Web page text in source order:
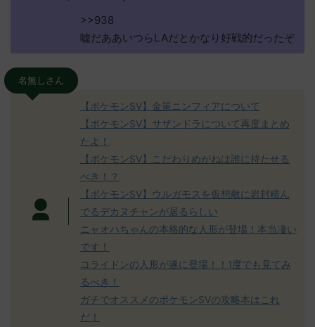
>>938
嘘だああいつらLAだとかなり好戦的だったぞ
名無しさん
【ポケモンSV】金策ニンフィアについて
【ポケモンSV】サザンドラについて再度まとめ
たよ！
【ポケモンSV】こだわりめがねは誰に持たせる
べき！？
【ポケモンSV】ウルガモスを仮想敵に岩封積ん
でるデカヌチャンが居るらしい
ニャオハちゃんの本格的な人形が登場！本当凄い
です！
コライドンの人形が遂に登場！！1度でも見てみ
るべき！
ガチでオススメのポケモンSVの攻略本はこれ
だ！